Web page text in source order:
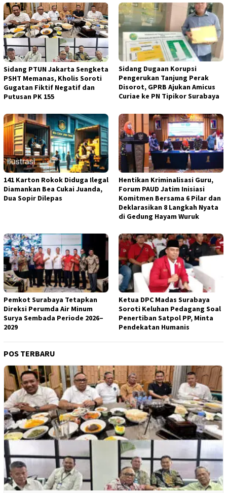
Sidang PTUN Jakarta Sengketa
PSHT Memanas, Kholis Soroti
Gugatan Fiktif Negatif dan
Putusan PK 155
Sidang Dugaan Korupsi
Pengerukan Tanjung Perak
Disorot, GPRB Ajukan Amicus
Curiae ke PN Tipikor Surabaya
141 Karton Rokok Diduga Ilegal
Diamankan Bea Cukai Juanda,
Dua Sopir Dilepas
Hentikan Kriminalisasi Guru,
Forum PAUD Jatim Inisiasi
Komitmen Bersama 6 Pilar dan
Deklarasikan 8 Langkah Nyata
di Gedung Hayam Wuruk
Pemkot Surabaya Tetapkan
Direksi Perumda Air Minum
Surya Sembada Periode 2026–
2029
Ketua DPC Madas Surabaya
Soroti Keluhan Pedagang Soal
Penertiban Satpol PP, Minta
Pendekatan Humanis
POS TERBARU